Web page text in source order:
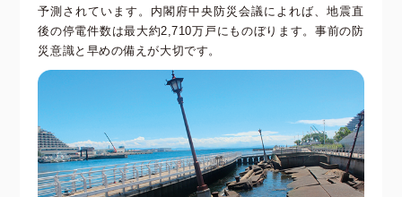
予測されています。内閣府中央防災会議によれば、地震直
後の停電件数は最大約2,710万戸にものぼります。事前の防
災意識と早めの備えが大切です。